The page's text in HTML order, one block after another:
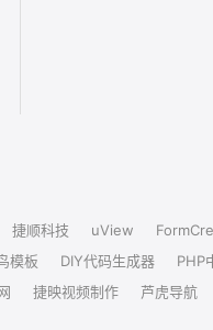
捷顺科技 uView
模板 DIY代码生成器
PHP
捷映视频制作 芦虎导航